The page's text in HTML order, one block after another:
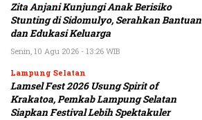
Zita Anjani Kunjungi Anak Berisiko
Stunting di Sidomulyo, Serahkan Bantuan
dan Edukasi Keluarga
Senin, 10 Agu 2026 - 13:26 WIB
Lampung Selatan
Lamsel Fest 2026 Usung Spirit of
Krakatoa, Pemkab Lampung Selatan
Siapkan Festival Lebih Spektakuler